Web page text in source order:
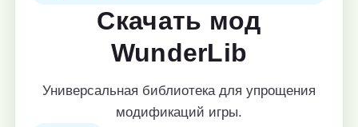
Скачать мод
WunderLib
Универсальная библиотека для упрощения
модификаций игры.